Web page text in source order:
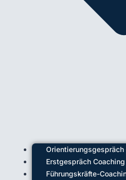
Orientierungsgespräch
Erstgespräch
Führungskräfte-